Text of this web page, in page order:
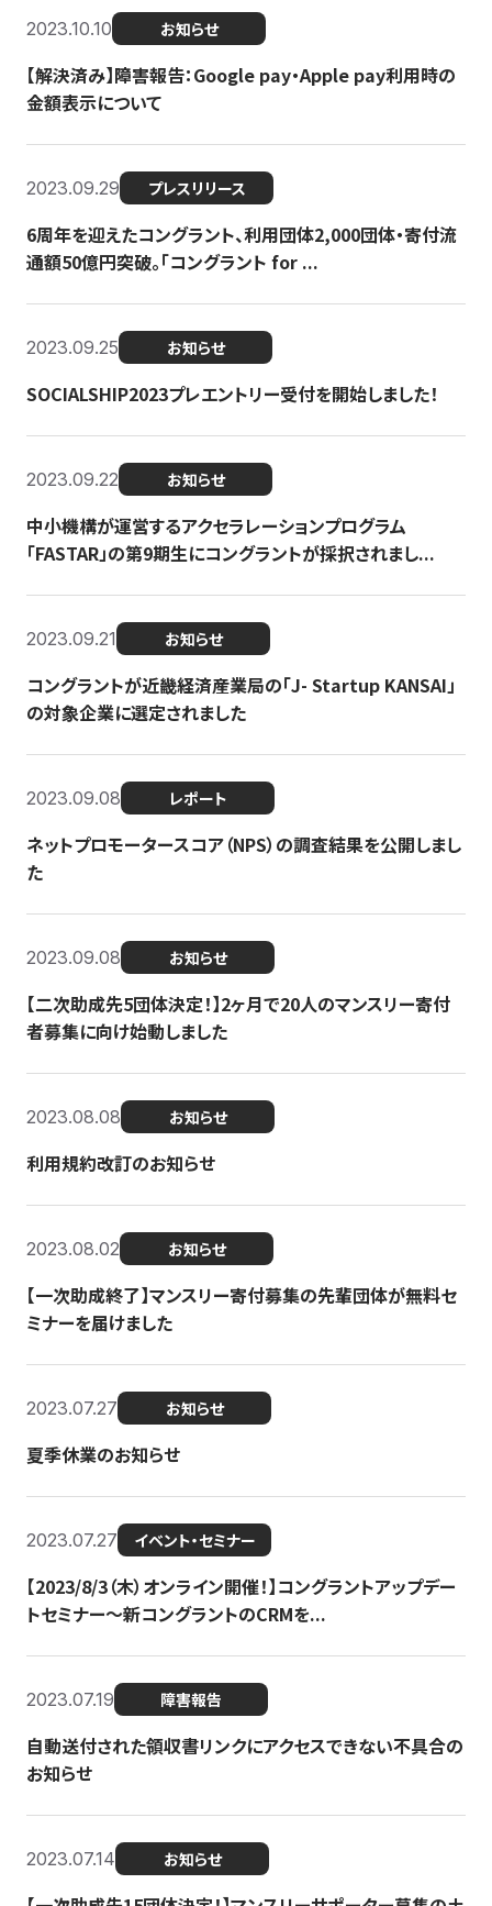
2023.10.10 お知らせ
【解決済み】障害報告：Google pay・Apple pay利用時の
金額表示について
2023.09.29 プレスリリース
6周年を迎えたコングラント、利用団体2,000団体・寄付流
通額50億円突破。「コングラント for ...
2023.09.25 お知らせ
SOCIALSHIP2023プレエントリー受付を開始しました！
2023.09.22 お知らせ
中小機構が運営するアクセラレーションプログラム
「FASTAR」の第9期生にコングラントが採択されまし...
2023.09.21 お知らせ
コングラントが近畿経済産業局の「J- Startup KANSAI」
の対象企業に選定されました
2023.09.08 レポート
ネットプロモータースコア（NPS）の調査結果を公開しまし
た
2023.09.08 お知らせ
【二次助成先5団体決定！】2ヶ月で20人のマンスリー寄付
者募集に向け始動しました
2023.08.08 お知らせ
利用規約改訂のお知らせ
2023.08.02 お知らせ
【一次助成終了】マンスリー寄付募集の先輩団体が無料セ
ミナーを届けました
2023.07.27 お知らせ
夏季休業のお知らせ
2023.07.27 イベント・セミナー
【2023/8/3（木）オンライン開催！】コングラントアップデー
トセミナー〜新コングラントのCRMを...
2023.07.19 障害報告
自動送付された領収書リンクにアクセスできない不具合の
お知らせ
2023.07.14 お知らせ